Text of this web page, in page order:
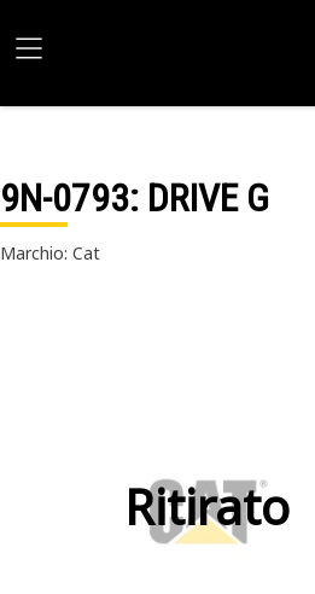
9N-0793: DRIVE G
Marchio: Cat
Ritirato